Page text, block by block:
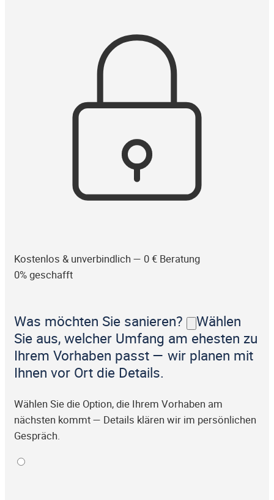
Kostenlos & unverbindlich — 0 € Beratung
0% geschafft
Was möchten Sie sanieren?
Wählen
Sie aus, welcher Umfang am ehesten zu
Ihrem Vorhaben passt — wir planen mit
Ihnen vor Ort die Details.
Wählen Sie die Option, die Ihrem Vorhaben am
nächsten kommt — Details klären wir im persönlichen
Gespräch.